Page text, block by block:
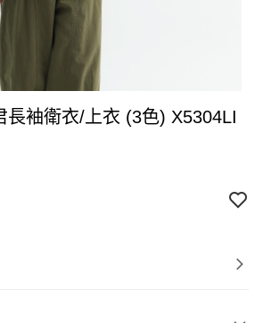
長袖衛衣/上衣 (3色) X5304LI